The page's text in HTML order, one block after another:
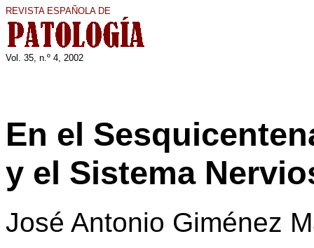
REVISTA ESPAÑOLA DE
Vol. 35, n.º 4, 2002
En el
y el Sistema
José Antonio Giménez